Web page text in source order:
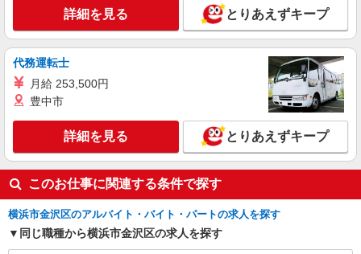
時給1,400円以上＋交通費全額支給 ※夜勤は時
給1,800円以上（深夜手当含む） ◆月収例
246,400円 （日勤シフト10時〜19時 週5日勤務の
横浜市金沢区 ★上記以外にも神奈川県内（横
浜・川崎・相模原など）に多数派遣先有
詳細を見る
LAPI-Staff株式会社 本社/軽作業窓口
ギフトのシール貼り・仕分け・梱包
時給1,400円以上＋交通費全額支給 ※夜勤は時
給1,800円以上（深夜手当含む） ◆月収例
246,400円 （日勤シフト10時〜19時 週5日勤務の
場合） 時給1,400円×8h×22日勤務
横浜市金沢区 ★上記以外にも神奈川県内（横
浜・川崎・相模原など）に多数派遣先有
詳細を見る とりあえずキープ
代務運転士
月給 253,500円
豊中市
詳細を見る とりあえずキープ
このお仕事に関連する条件で探す
横浜市金沢区のアルバイト・バイト・パートの求人を探す
同じ職種から横浜市金沢区の求人を探す